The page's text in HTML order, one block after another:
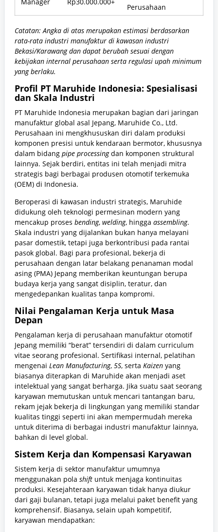
Perusahaan
Catatan: Angka di atas merupakan estimasi berdasarkan
rata-rata industri manufaktur di kawasan industri
Bekasi/Karawang dan dapat berubah sesuai dengan
kebijakan internal perusahaan serta regulasi upah minimum
yang berlaku.
Profil PT Maruhide Indonesia: Spesialisasi
dan Skala Industri
PT Maruhide Indonesia merupakan bagian dari jaringan
manufaktur global asal Jepang, Maruhide Co., Ltd.
Perusahaan ini mengkhususkan diri dalam produksi
komponen presisi untuk kendaraan bermotor, khususnya
dalam bidang pipe processingdan komponen struktural
lainnya. Sejak berdiri, entitas ini telah menjadi mitra
strategis bagi berbagai produsen otomotif terkemuka
(OEM) di Indonesia.
Beroperasi di kawasan industri strategis, Maruhide
didukung oleh teknologi permesinan modern yang
mencakup proses bending, welding, hingga assembling.
Skala industri yang dijalankan bukan hanya melayani
pasar domestik, tetapi juga berkontribusi pada rantai
pasok global. Bagi para profesional, bekerja di
perusahaan dengan latar belakang penanaman modal
asing (PMA) Jepang memberikan keuntungan berupa
budaya kerja yang sangat disiplin, teratur, dan
mengedepankan kualitas tanpa kompromi.
Nilai Pengalaman Kerja untuk Masa
Depan
Pengalaman kerja di perusahaan manufaktur otomotif
Jepang memiliki “berat” tersendiri di dalam curriculum
vitae seorang profesional. Sertifikasi internal, pelatihan
mengenai Lean Manufacturing, 5S, serta Kaizen yang
biasanya diterapkan di Maruhide akan menjadi aset
intelektual yang sangat berharga. Jika suatu saat seorang
karyawan memutuskan untuk mencari tantangan baru,
rekam jejak bekerja di lingkungan yang memiliki standar
kualitas tinggi seperti ini akan mempermudah mereka
untuk diterima di berbagai industri manufaktur lainnya,
bahkan di level global.
Sistem Kerja dan Kompensasi Karyawan
Sistem kerja di sektor manufaktur umumnya
menggunakan pola shift untuk menjaga kontinuitas
produksi. Kesejahteraan karyawan tidak hanya diukur
dari gaji bulanan, tetapi juga melalui paket benefit yang
komprehensif. Biasanya, selain upah kompetitif,
karyawan mendapatkan: